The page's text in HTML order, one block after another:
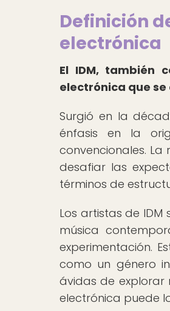
Definición
electrónica
El IDM, también
electrónica que
Surgió en la
énfasis en la
convencionales.
desafiar las
términos de
Los artistas de
música
experimentación.
como un género
ávidas de explorar
electrónica puede